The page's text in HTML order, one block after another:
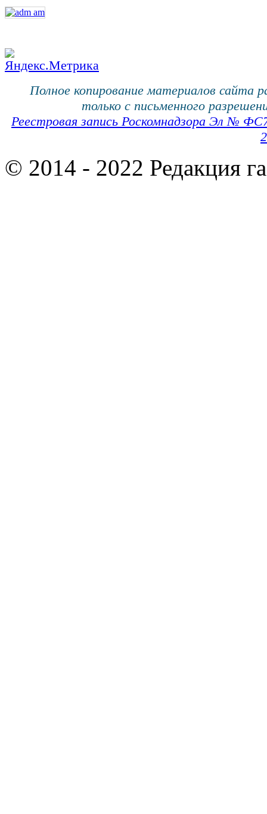
Полное копирование материалов сайта
только с письменного
Реестровая запись Роскомнадзора Эл №
© 2014 - 2022 Редакция